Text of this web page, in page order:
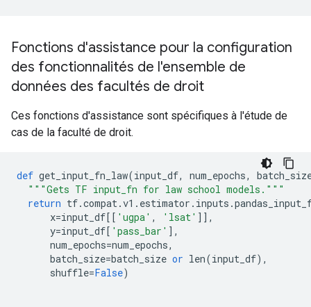
Fonctions d'assistance pour la configuration
des fonctionnalités de l'ensemble de
données des facultés de droit
Ces fonctions d'assistance sont spécifiques à l'étude de
cas de la faculté de droit.
def get_input_fn_law(input_df, num_epochs,
"""Gets TF input_fn for law school models."""
return tf.compat.v1 . estimator . inputs .
x=input_df[[ 'ugpa' , 'lsat' ]],
y=input_df[ 'pass_bar' ],
num_epochs=num_epochs,
batch_size=batch_size or len(input_df),
shuffle=False)